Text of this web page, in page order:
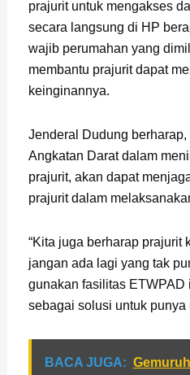
prajurit untuk mengakses
secara langsung di HP
wajib perumahan yang
membantu prajurit dapat
keinginannya.
Jenderal Dudung
Angkatan Darat dalam
prajurit, akan dapat
prajurit dalam
“Kita juga berharap prajurit
jangan ada lagi yang tak
gunakan fasilitas ETWPAD
sebagai solusi untuk punya
BACA JUGA: